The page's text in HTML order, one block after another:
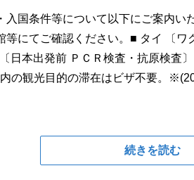
入国条件等について以下にご案内
にてご確認ください。■ タイ 〔
日本出発前 ＰＣＲ検査・抗原検査
の観光目的の滞在はビザ不要。
続きを読む